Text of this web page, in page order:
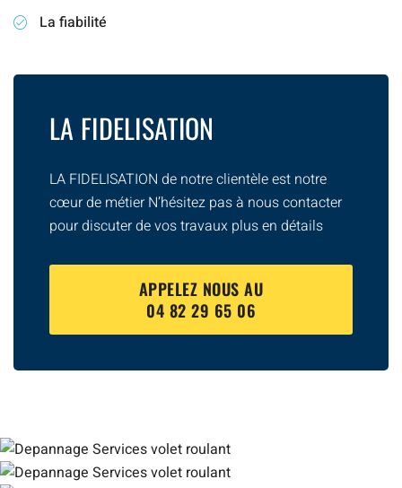
La fiabilité
LA FIDELISATION
LA FIDELISATION de notre clientèle est notre
cœur de métier N’hésitez pas à nous contacter
pour discuter de vos travaux plus en détails
APPELEZ NOUS AU
04 82 29 65 06